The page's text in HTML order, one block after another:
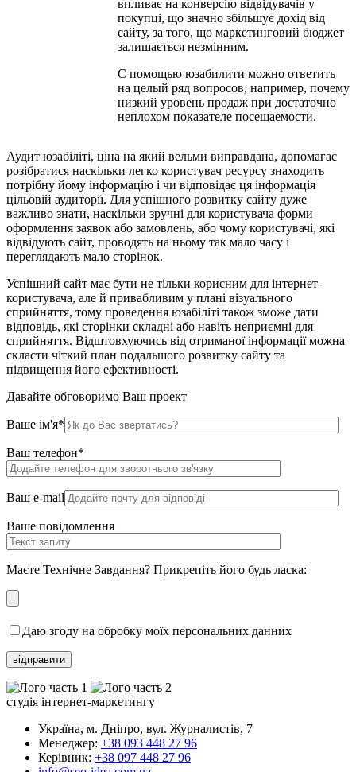
впливає на конверсію відвідувачів у
покупці, що значно збільшує дохід від
сайту, за того, що маркетинговий бюджет
залишається незмінним.
С помощью юзабилити можно ответить
на целый ряд вопросов, например, почему
низкий уровень продаж при достаточно
неплохом показателе посещаемости.
Аудит юзабіліті, ціна на який вельми виправдана, допомагає
розібратися наскільки легко користувач ресурсу знаходить
потрібну йому інформацію і чи відповідає ця інформація
цільовій аудиторії. Для успішного розвитку сайту дуже
важливо знати, наскільки зручні для користувача форми
оформлення заявок або замовлень, або чому користувачі, які
відвідують сайт, проводять на ньому так мало часу і
переглядають мало сторінок.
Успішний сайт має бути не тільки корисним для інтернет-
користувача, але й привабливим у плані візуального
сприйняття, тому проведення юзабіліті також зможе дати
відповідь, які сторінки складні або навіть неприємні для
сприйняття. Відштовхуючись від отриманої інформації можна
скласти чіткий план подальшого розвитку сайту та
підвищення його ефективності.
Давайте обговоримо Ваш проект
Ваше ім'я*
Ваш телефон*
Ваш e-mail
Ваше повідомлення
Маєте Технічне Завдання? Прикрепіть його будь ласка:
Даю згоду на обробку моїх персональних данних
студія інтернет-маркетингу
Україна, м. Дніпро, вул. Журналистів, 7
Менеджер: +38 093 448 27 96
Керівник: +38 097 448 27 96